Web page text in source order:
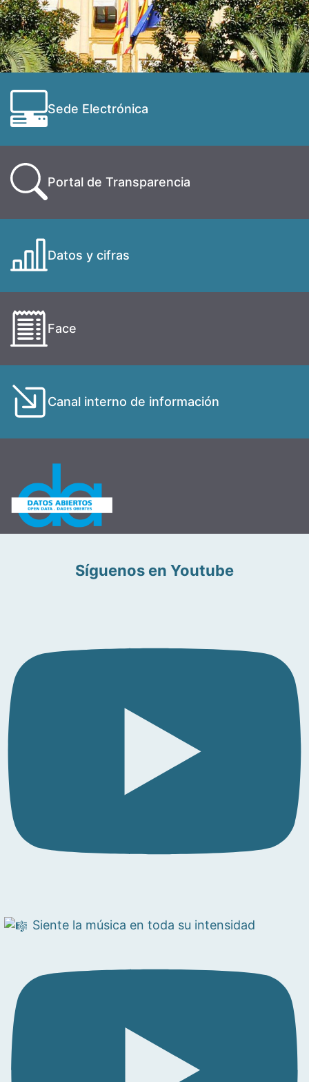
Sede Electrónica
Portal de Transparencia
Datos y cifras
Face
Canal interno de información
Síguenos en Youtube
Siente la música en toda su intensidad